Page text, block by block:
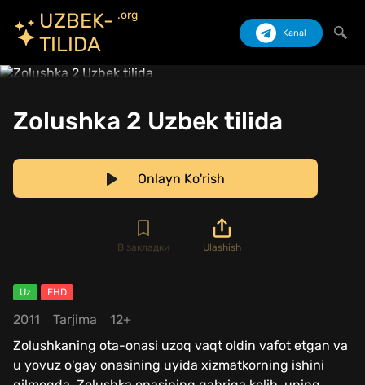
UZBEK-
TILIDA
.org
Kanal
Zolushka 2 Uzbek tilida
Onlayn Ko'rish
В закладки Ulashish
Uz FHD
2011 Tarjima
12+
Zolushkaning ota-onasi uzoq vaqt oldin vafot etgan va
u yovuz o'gay onasining uyida xizmatkorning ishini